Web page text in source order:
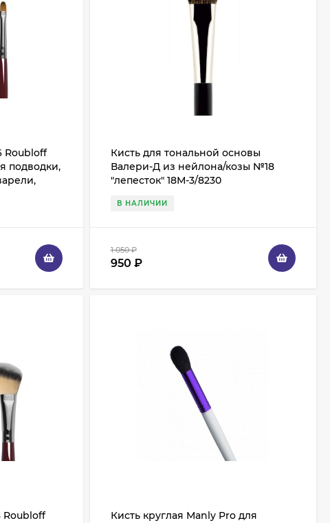
Roubloff
подводки,
Кисть для тональной основы
Валери-Д из нейлона/козы №18
"лепесток" 18М-3/8230
В НАЛИЧИИ
1 050₽
950 ₽
Roubloff Кисть круглая Manly Pro для